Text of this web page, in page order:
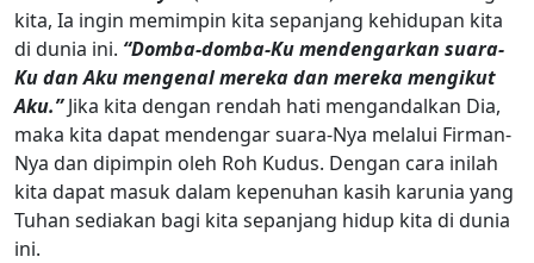
kita, Ia ingin memimpin kita sepanjang kehidupan kita
di dunia ini. “Domba-domba-Ku mendengarkan suara-
Ku dan Aku mengenal mereka dan mereka mengikut
Aku.”Jika kita dengan rendah hati mengandalkan Dia,
maka kita dapat mendengar suara-Nya melalui Firman-
Nya dan dipimpin oleh Roh Kudus. Dengan cara inilah
kita dapat masuk dalam kepenuhan kasih karunia yang
Tuhan sediakan bagi kita sepanjang hidup kita di dunia
ini.